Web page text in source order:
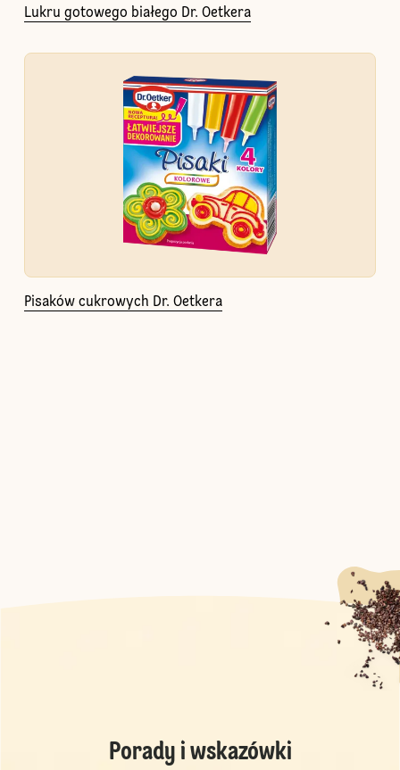
Lukru gotowego białego Dr. Oetkera
Pisaków cukrowych Dr. Oetkera
Porady i wskazówki